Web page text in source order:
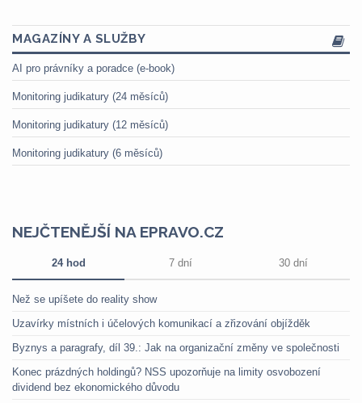
MAGAZÍNY A SLUŽBY
AI pro právníky a poradce (e-book)
Monitoring judikatury (24 měsíců)
Monitoring judikatury (12 měsíců)
Monitoring judikatury (6 měsíců)
NEJČTENĚJŠÍ NA EPRAVO.CZ
24 hod 7 dní 30 dní
Než se upíšete do reality show
Uzavírky místních i účelových komunikací a zřizování objížděk
Byznys a paragrafy, díl 39.: Jak na organizační změny ve společnosti
Konec prázdných holdingů? NSS upozorňuje na limity osvobození
dividend bez ekonomického důvodu